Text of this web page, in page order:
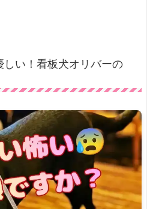
い！看板犬オリバーの